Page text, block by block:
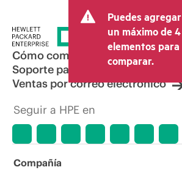
Puedes agregar
un máximo de 4
elementos para
comparar.
Cómo comprar
Soporte para productos
Ventas por correo electrónico
Seguir a HPE en
Compañía